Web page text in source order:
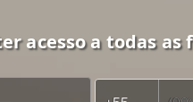
acesso a todas